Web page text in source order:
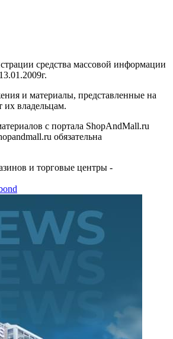
средства массовой информации
и материалы, представленные на
их владельцам.
с портала ShopAndMall.ru
обязательна
и торговые центры -